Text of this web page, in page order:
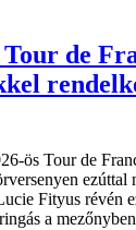
de
ös Tour de
ezúttal
Fityus révén
a